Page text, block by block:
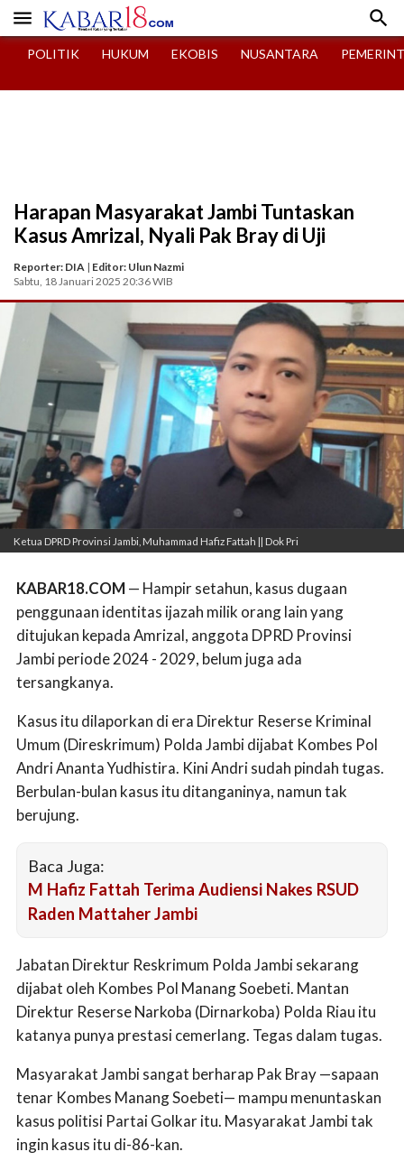
 
POLITIK HUKUM EKOBIS NUSANTARA
Harapan Masyarakat Jambi Tuntaskan
Kasus Amrizal, Nyali Pak Bray di Uji
Reporter: DIA | Editor: Ulun Nazmi
Sabtu, 18 Januari 2025 20:36 WIB
Ketua DPRD Provinsi Jambi, Muhammad Hafiz Fattah || Dok Pri
KABAR18.COM— Hampir setahun, kasus dugaan
penggunaan identitas ijazah milik orang lain yang
ditujukan kepada Amrizal, anggota DPRD Provinsi
Jambi periode 2024 - 2029, belum juga ada
tersangkanya.
Kasus itu dilaporkan di era Direktur Reserse Kriminal
Umum (Direskrimum) Polda Jambi dijabat Kombes Pol
Andri Ananta Yudhistira. Kini Andri sudah pindah tugas.
Berbulan-bulan kasus itu ditanganinya, namun tak
berujung.
Baca Juga:
M Hafiz Fattah Terima Audiensi Nakes RSUD
Raden Mattaher Jambi
Jabatan Direktur Reskrimum Polda Jambi sekarang
dijabat oleh Kombes Pol Manang Soebeti. Mantan
Direktur Reserse Narkoba (Dirnarkoba) Polda Riau itu
katanya punya prestasi cemerlang. Tegas dalam tugas.
Masyarakat Jambi sangat berharap Pak Bray —sapaan
tenar Kombes Manang Soebeti— mampu menuntaskan
kasus politisi Partai Golkar itu. Masyarakat Jambi tak
ingin kasus itu di-86-kan.